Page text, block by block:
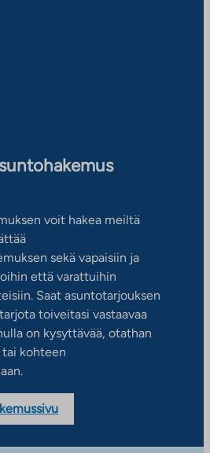
voit hakea meiltä
sekä vapaisiin ja
että varattuihin
Saat asuntotarjouksen
toiveitasi vastaavaa
on kysyttävää, otathan
kohteen